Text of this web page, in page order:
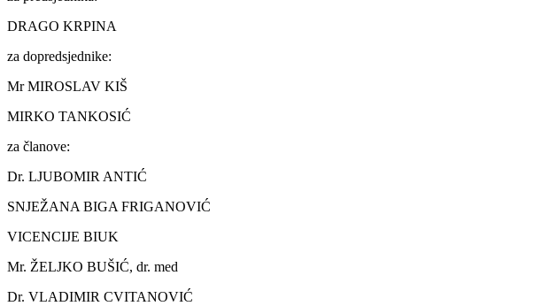
DRAGO KRPINA
za dopredsjednike:
Mr MIROSLAV KIŠ
MIRKO TANKOSIĆ
za članove:
Dr. LJUBOMIR ANTIĆ
SNJEŽANA BIGA FRIGANOVIĆ
VICENCIJE BIUK
Mr. ŽELJKO BUŠIĆ, dr. med
Dr. VLADIMIR CVITANOVIĆ